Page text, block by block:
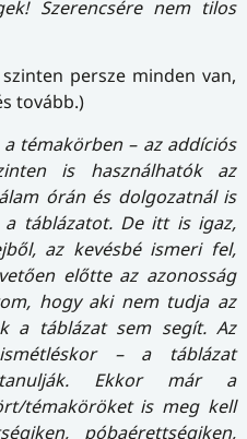
Szerencsére nem tilos
persze minden van,
tovább.)
témakörben – az addíciós
is használhatók az
órán és dolgozatnál is
táblázatot. De itt is igaz,
az kevésbé ismeri fel,
előtte az azonosság
hogy aki nem tudja az
a táblázat sem segít. Az
– a táblázat
Ekkor már a
témaköröket is meg kell
póbaérettségiken,